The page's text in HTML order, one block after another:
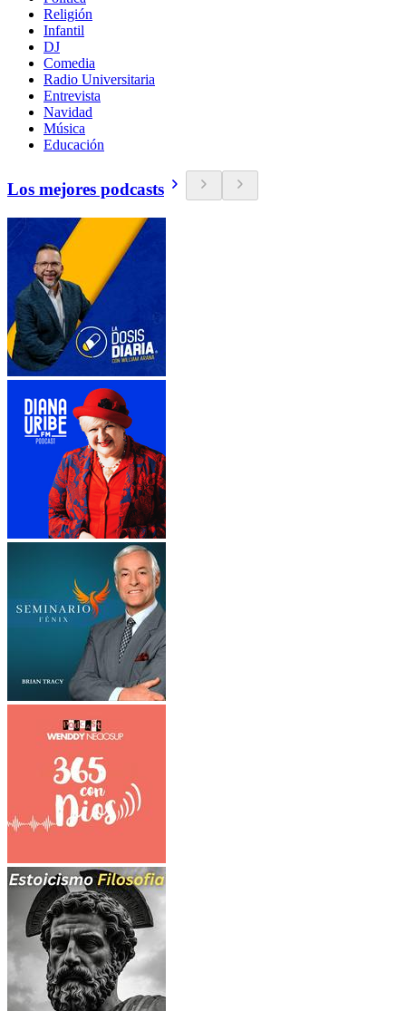
Religión
Infantil
DJ
Comedia
Radio Universitaria
Entrevista
Navidad
Música
Educación
Los mejores podcasts